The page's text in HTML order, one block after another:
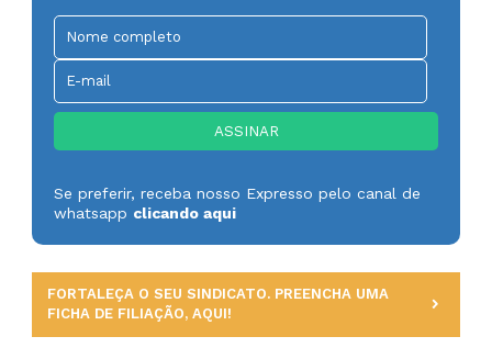
Se preferir, receba nosso Expresso pelo canal de
whatsapp clicando aqui
FORTALEÇA O SEU SINDICATO. PREENCHA UMA
FICHA DE FILIAÇÃO, AQUI!